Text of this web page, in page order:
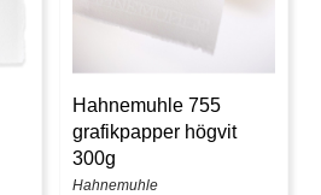
Hahnemuhle 755
grafikpapper högvit
300g
Hahnemuhle